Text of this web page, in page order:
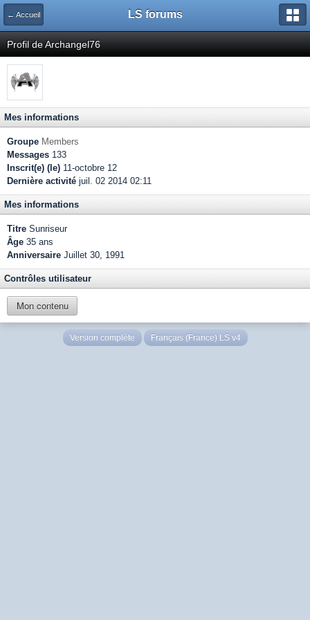
← Accueil LS forums
Profil de Archangel76
Mes informations
Groupe Members
Messages 133
Inscrit(e) (le) 11-octobre 12
Dernière activité juil. 02 2014 02:11
Mes informations
Titre Sunriseur
Âge 35 ans
Anniversaire Juillet 30, 1991
Contrôles utilisateur
Mon contenu
Version complète Français (France) LS v4